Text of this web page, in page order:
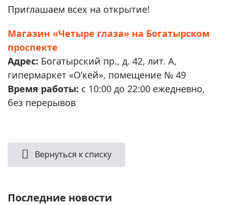
Приглашаем всех на открытие!
Магазин «Четыре глаза» на Богатырском
проспекте
Адрес: Богатырский пр., д. 42, лит. А,
гипермаркет «О’кей», помещение № 49
Время работы: с 10:00 до 22:00 ежедневно,
без перерывов
Вернуться к списку
Последние новости